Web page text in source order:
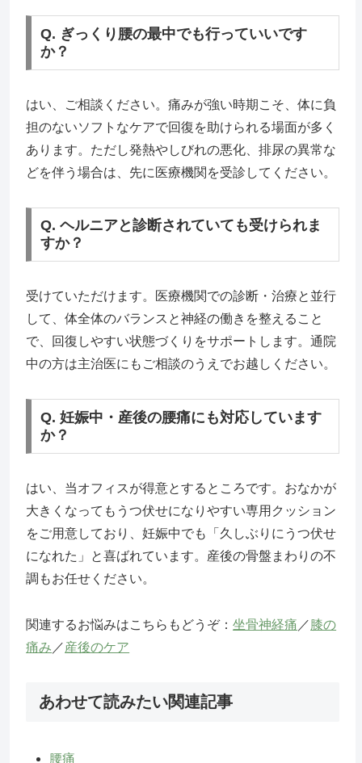
Q. ぎっくり腰の最中でも行っていいです
か？
はい、ご相談ください。痛みが強い時期こそ、体に負
担のないソフトなケアで回復を助けられる場面が多く
あります。ただし発熱やしびれの悪化、排尿の異常な
どを伴う場合は、先に医療機関を受診してください。
Q. ヘルニアと診断されていても受けられま
すか？
受けていただけます。医療機関での診断・治療と並行
して、体全体のバランスと神経の働きを整えること
で、回復しやすい状態づくりをサポートします。通院
中の方は主治医にもご相談のうえでお越しください。
Q. 妊娠中・産後の腰痛にも対応しています
か？
はい、当オフィスが得意とするところです。おなかが
大きくなってもうつ伏せになりやすい専用クッション
をご用意しており、妊娠中でも「久しぶりにうつ伏せ
になれた」と喜ばれています。産後の骨盤まわりの不
調もお任せください。
関連するお悩みはこちらもどうぞ：坐骨神経痛 ／ 膝の
痛み ／産後のケア
あわせて読みたい関連記事
腰痛